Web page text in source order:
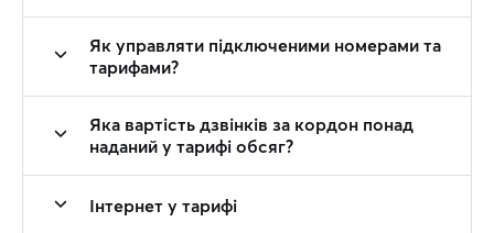
Як управляти підключеними номерами та
тарифами?
Яка вартість дзвінків за кордон понад
наданий у тарифі обсяг?
Інтернет у тарифі